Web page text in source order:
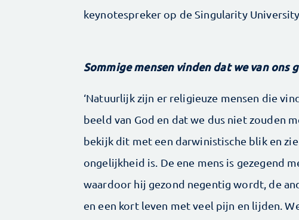
keynotespreker op de Singularity
Sommige mensen vinden dat we van ons
‘Natuurlijk zijn er religieuze mensen die
beeld van God en dat we dus niet zouden
bekijk dit met een darwinistische blik en
ongelijkheid is. De ene mens is gezegend
waardoor hij gezond negentig wordt, de
en een kort leven met veel pijn en lijden.